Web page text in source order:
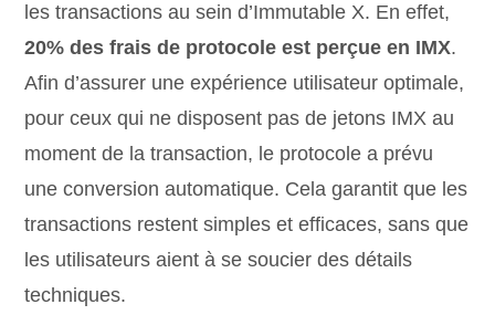
les transactions au sein d’Immutable X. En effet,
20% des frais de protocole est perçue en IMX.
Afin d’assurer une expérience utilisateur optimale,
pour ceux qui ne disposent pas de jetons IMX au
moment de la transaction, le protocole a prévu
une conversion automatique. Cela garantit que les
transactions restent simples et efficaces, sans que
les utilisateurs aient à se soucier des détails
techniques.